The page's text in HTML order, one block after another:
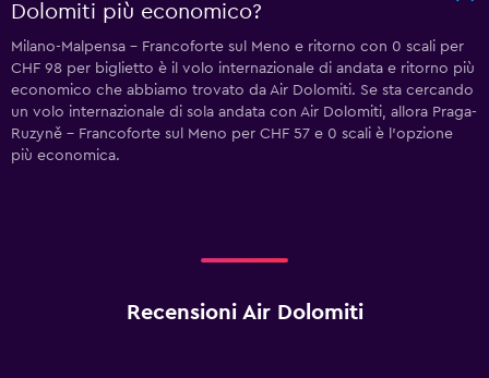
Dolomiti più economico?
Milano-Malpensa - Francoforte sul Meno e ritorno con 0 scali per
CHF 98 per biglietto è il volo internazionale di andata e ritorno più
economico che abbiamo trovato da Air Dolomiti. Se sta cercando
un volo internazionale di sola andata con Air Dolomiti, allora Praga-
Ruzyně - Francoforte sul Meno per CHF 57 e 0 scali è l'opzione
più economica.
Recensioni Air Dolomiti